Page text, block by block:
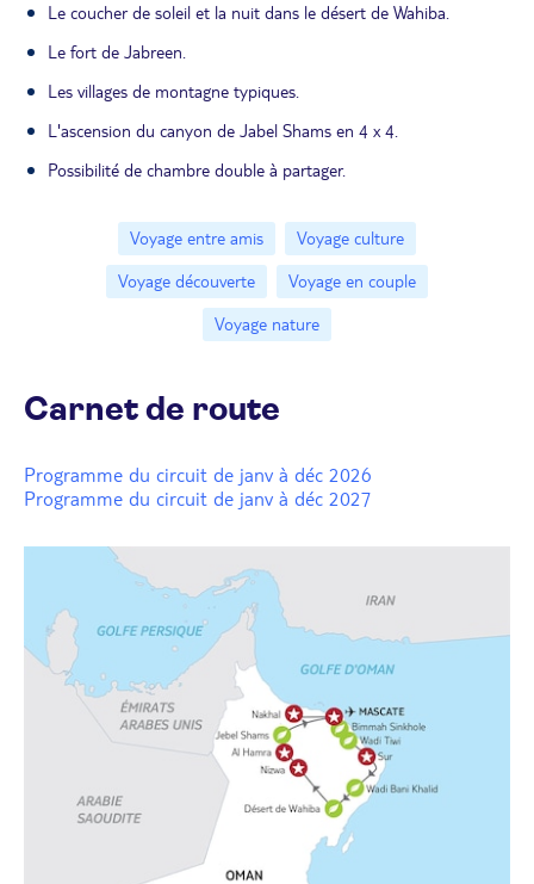
Le coucher de soleil et la nuit dans le désert de Wahiba.
Le fort de Jabreen.
Les villages de montagne typiques.
L'ascension du canyon de Jabel Shams en 4 x 4.
Possibilité de chambre double à partager.
Voyage entre amis
Voyage culture
Voyage découverte
Voyage en couple
Voyage nature
Carnet de route
Programme du circuit de janv à déc 2026
Programme du circuit de janv à déc 2027